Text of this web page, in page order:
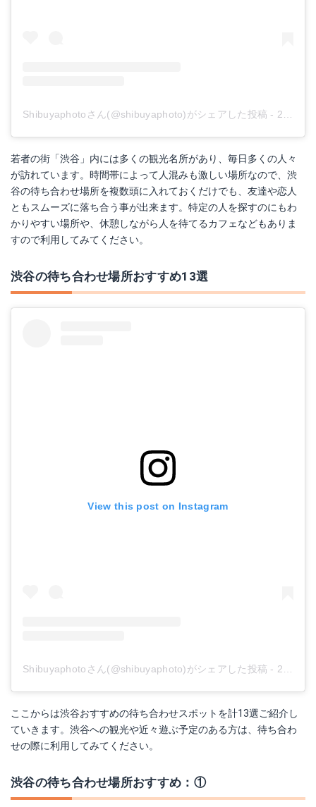
Shibuyaphotoさん(@shibuyaphoto)がシェアした投稿 - 2019年 3月月15日午前5時32分PDT
若者の街「渋谷」内には多くの観光名所があり、毎日多くの人々
が訪れています。時間帯によって人混みも激しい場所なので、渋
谷の待ち合わせ場所を複数頭に入れておくだけでも、友達や恋人
ともスムーズに落ち合う事が出来ます。特定の人を探すのにもわ
かりやすい場所や、休憩しながら人を待てるカフェなどもありま
すので利用してみてください。
渋谷の待ち合わせ場所おすすめ13選
View this post on Instagram
Shibuyaphotoさん(@shibuyaphoto)がシェアした投稿 - 2019年 3月月15日午前5時40分PDT
ここからは渋谷おすすめの待ち合わせスポットを計13選ご紹介し
ていきます。渋谷への観光や近々遊ぶ予定のある方は、待ち合わ
せの際に利用してみてください。
渋谷の待ち合わせ場所おすすめ：①